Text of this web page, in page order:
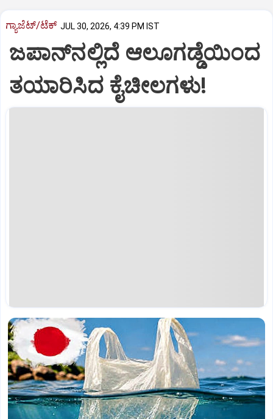
ಗ್ಯಾಜೆಟ್/ಟೆಕ್ JUL 30, 2026, 4:39 PM IST
ಜಪಾನ್‌ನಲ್ಲಿ‌ದೆ ಆಲೂಗಡ್ಡೆಯಿಂದ
ತಯಾರಿಸಿದ ಕೈಚೀಲಗಳು!